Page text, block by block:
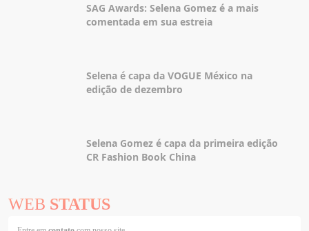
SAG Awards: Selena Gomez é a mais
comentada em sua estreia
Selena é capa da VOGUE México na
edição de dezembro
Selena Gomez é capa da primeira edição
CR Fashion Book China
WEB STATUS